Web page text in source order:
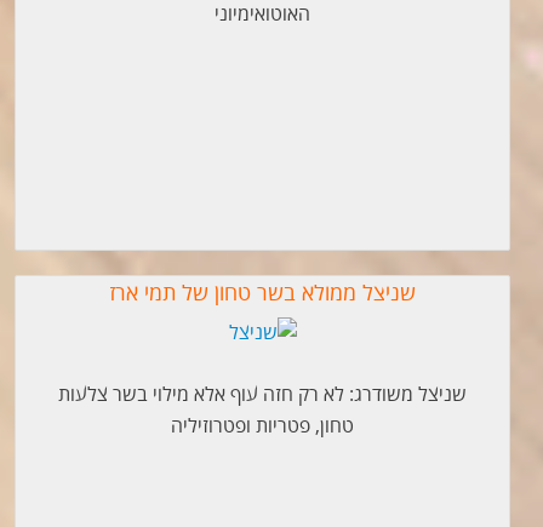
האוטואימיוני
שניצל ממולא בשר טחון של תמי ארז
שניצל משודרג: לא רק חזה עוף אלא מילוי בשר צלעות
טחון, פטריות ופטרוזיליה